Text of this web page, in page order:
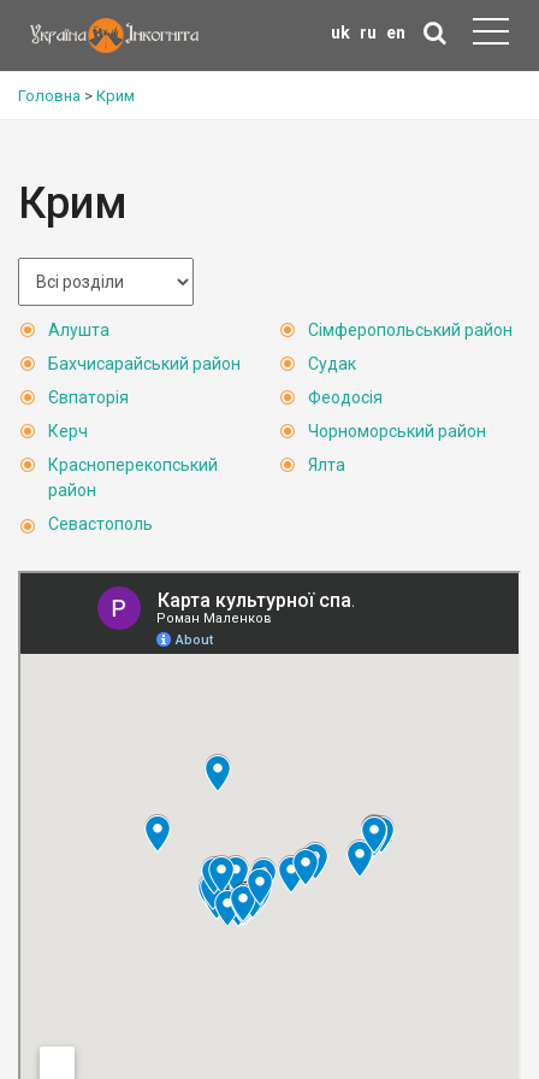
uk ru en
Головна > Крим
Крим
Алушта
Бахчисарайський район
Євпаторія
Керч
Красноперекопський
район
Севастополь
Сімферопольський район
Судак
Феодосія
Чорноморський район
Ялта